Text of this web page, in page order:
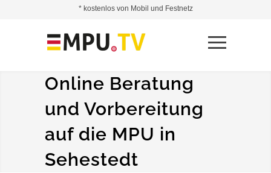
Online Beratung
und Vorbereitung
auf die MPU in
Sehestedt
* kostenlos von Mobil und Festnetz